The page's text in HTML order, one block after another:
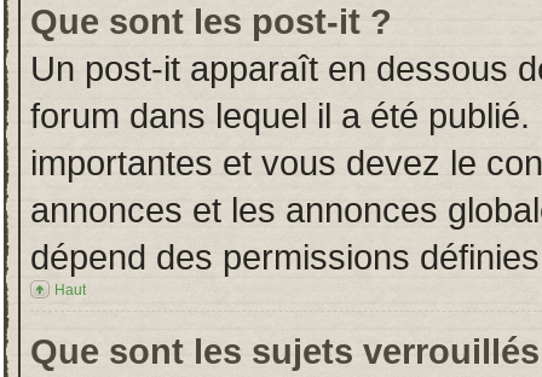
Que sont les post-it ?
Un post-it apparaît en dessous
forum dans lequel il a été
importantes et vous devez le
annonces et les annonces
dépend des permissions
Haut
Que sont les sujets